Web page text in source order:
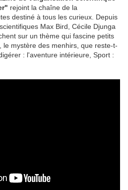
rejoint la chaîne de la
destiné à tous les curieux. Depuis
Max Bird, Cécile Djunga
sur un thème qui fascine petits
le mystère des menhirs, que reste-t-
: l'aventure intérieure, Sport :